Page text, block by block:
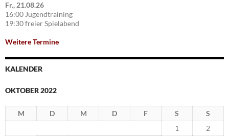
Fr., 21.08.26
16:00 Jugendtraining
19:30 freier Spielabend
Weitere Termine
KALENDER
OKTOBER 2022
M D M D F S
S
1
2